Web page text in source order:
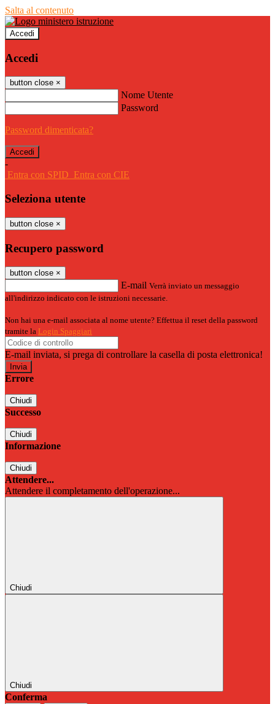
Salta al contenuto
Accedi
Accedi
button close ×
Nome Utente
Password
Password dimenticata?
-
Entra con SPID Entra con CIE
Seleziona utente
button close ×
Recupero password
button close ×
E-mail Verrà inviato un messaggio
all'indirizzo indicato con le istruzioni necessarie.
Non hai una e-mail associata al nome utente? Effettua il reset della password
tramite la Login Spaggiari
E-mail inviata, si prega di controllare la casella di posta elettronica!
Errore
Chiudi
Successo
Chiudi
Informazione
Chiudi
Attendere...
Attendere il completamento dell'operazione...
Chiudi
Chiudi
Conferma